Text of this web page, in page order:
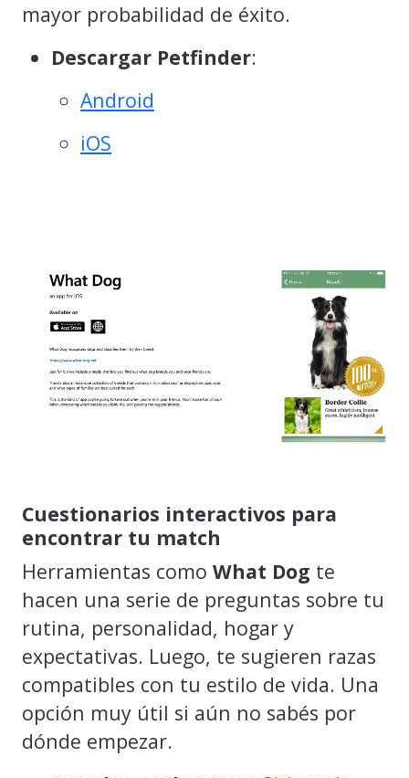
mayor probabilidad de éxito.
Descargar Petfinder:
Android
iOS
Cuestionarios interactivos para
encontrar tu match
Herramientas como What Dog te
hacen una serie de preguntas sobre tu
rutina, personalidad, hogar y
expectativas. Luego, te sugieren razas
compatibles con tu estilo de vida. Una
opción muy útil si aún no sabés por
dónde empezar.